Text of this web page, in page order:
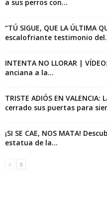
a sus perros con...
“TÚ SIGUE, QUE LA ÚLTIMA
escalofriante testimonio
INTENTA NO LLORAR |
anciana a la...
TRISTE ADIÓS EN
cerrado sus puertas para
¡SI SE CAE, NOS MATA!
estatua de la...